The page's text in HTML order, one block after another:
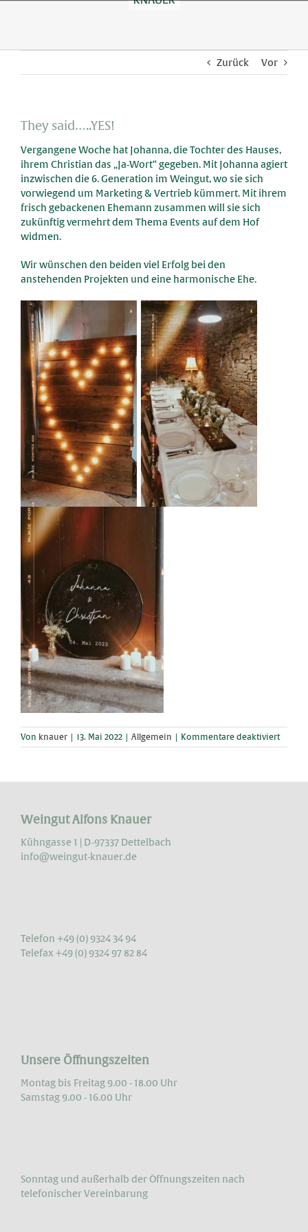
Zurück Vor
They said…..YES!
Vergangene Woche hat Johanna, die Tochter des Hauses,
ihrem Christian das „Ja-Wort“ gegeben. Mit Johanna agiert
inzwischen die 6. Generation im Weingut, wo sie sich
vorwiegend um Marketing & Vertrieb kümmert. Mit ihrem
frisch gebackenen Ehemann zusammen will sie sich
zukünftig vermehrt dem Thema Events auf dem Hof
widmen.
Wir wünschen den beiden viel Erfolg bei den
anstehenden Projekten und eine harmonische Ehe.
Von knauer 13. Mai 2022 Allgemein Kommentare deaktiviertfür
They
Weingut Alfons Knauer
Kühngasse 1 | D-97337 Dettelbach
info@weingut-knauer.de
Telefon +49 (0) 9324 34 94
Telefax +49 (0) 9324 97 82 84
Unsere Öffnungszeiten
Montag bis Freitag 9.00 - 18.00 Uhr
Samstag 9.00 - 16.00 Uhr
Sonntag und außerhalb der Öffnungs­zeiten nach
telefonischer Vereinbarung